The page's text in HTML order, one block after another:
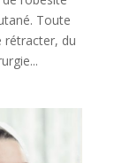
Toute
rétracter, du